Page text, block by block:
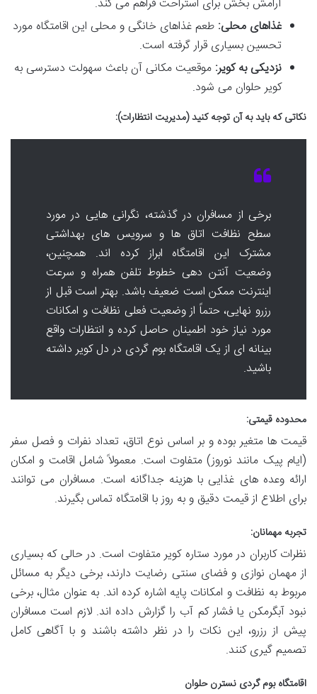
آرامش بخش برای استراحت فراهم می کند.
غذاهای محلی: طعم غذاهای خانگی و محلی این اقامتگاه مورد
تحسین بسیاری قرار گرفته است.
نزدیکی به کویر: موقعیت مکانی آن باعث سهولت دسترسی به
کویر حلوان می شود.
نکاتی که باید به آن توجه کنید (مدیریت انتظارات):
برخی از مسافران در گذشته، نگرانی هایی در مورد
سطح نظافت اتاق ها و سرویس های بهداشتی
مشترک این اقامتگاه ابراز کرده اند. همچنین،
وضعیت آنتن دهی خطوط تلفن همراه و سرعت
اینترنت ممکن است ضعیف باشد. بهتر است قبل از
رزرو نهایی، حتماً از وضعیت فعلی نظافت و امکانات
مورد نیاز خود اطمینان حاصل کرده و انتظارات واقع
بینانه ای از یک اقامتگاه بوم گردی در دل کویر داشته
باشید.
محدوده قیمتی:
قیمت ها متغیر بوده و بر اساس نوع اتاق، تعداد نفرات و فصل سفر
(ایام پیک مانند نوروز) متفاوت است. معمولاً شامل اقامت و امکان
ارائه وعده های غذایی با هزینه جداگانه است. مسافران می توانند
برای اطلاع از قیمت دقیق و به روز با اقامتگاه تماس بگیرند.
تجربه مهمانان:
نظرات کاربران در مورد ستاره کویر متفاوت است. در حالی که بسیاری
از مهمان نوازی و فضای سنتی رضایت دارند، برخی دیگر به مسائل
مربوط به نظافت و امکانات پایه اشاره کرده اند. به عنوان مثال، برخی
نبود آبگرمکن یا فشار کم آب را گزارش داده اند. لازم است مسافران
پیش از رزرو، این نکات را در نظر داشته باشند و با آگاهی کامل
تصمیم گیری کنند.
اقامتگاه بوم گردی نسترن حلوان